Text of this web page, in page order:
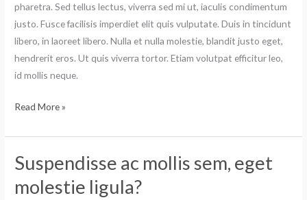
pharetra. Sed tellus lectus, viverra sed mi ut, iaculis condimentum
justo. Fusce facilisis imperdiet elit quis vulputate. Duis in tincidunt
libero, in laoreet libero. Nulla et nulla molestie, blandit justo eget,
hendrerit eros. Ut quis viverra tortor. Etiam volutpat efficitur leo,
id mollis neque.
Read More »
Suspendisse ac mollis sem, eget
molestie ligula?
Suspendisse
mollis